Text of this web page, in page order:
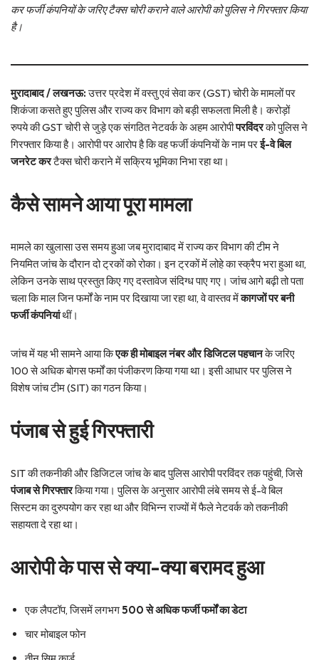
कर फर्जी कंपनियों के जरिए टैक्स चोरी कराने वाले आरोपी को पुलिस ने गिरफ्तार किया
है।
मुरादाबाद / लखनऊ:उत्तर प्रदेश में वस्तु एवं सेवा कर (GST) चोरी के मामलों पर
शिकंजा कसते हुए पुलिस और राज्य कर विभाग को बड़ी सफलता मिली है। करोड़ों
रुपये की GST चोरी से जुड़े एक संगठित नेटवर्क के अहम आरोपीपरविंदरको पुलिस ने
गिरफ्तार किया है। आरोपी पर आरोप है कि वह फर्जी कंपनियों के नाम परई-वे बिल
जनरेट करटैक्स चोरी कराने में सक्रिय भूमिका निभा रहा था।
कैसे सामने आया पूरा मामला
मामले का खुलासा उस समय हुआ जब मुरादाबाद में राज्य कर विभाग की टीम ने
नियमित जांच के दौरान दो ट्रकों को रोका। इन ट्रकों में लोहे का स्क्रैप भरा हुआ था,
लेकिन उनके साथ प्रस्तुत किए गए दस्तावेज संदिग्ध पाए गए। जांच आगे बढ़ी तो पता
चला कि माल जिन फर्मों के नाम पर दिखाया जा रहा था, वे वास्तव मेंकागजों पर बनी
फर्जी कंपनियांथीं।
जांच में यह भी सामने आया किएक ही मोबाइल नंबर और डिजिटल पहचानके जरिए
100 से अधिक बोगस फर्मों का पंजीकरण किया गया था। इसी आधार पर पुलिस ने
विशेष जांच टीम (SIT) का गठन किया।
पंजाब से हुई गिरफ्तारी
SIT की तकनीकी और डिजिटल जांच के बाद पुलिस आरोपी परविंदर तक पहुंची, जिसे
पंजाब से गिरफ्तारकिया गया। पुलिस के अनुसार आरोपी लंबे समय से ई-वे बिल
सिस्टम का दुरुपयोग कर रहा था और विभिन्न राज्यों में फैले नेटवर्क को तकनीकी
सहायता दे रहा था।
आरोपी के पास से क्या-क्या बरामद हुआ
एक लैपटॉप, जिसमें लगभग500 से अधिक फर्जी फर्मों का डेटा
चार मोबाइल फोन